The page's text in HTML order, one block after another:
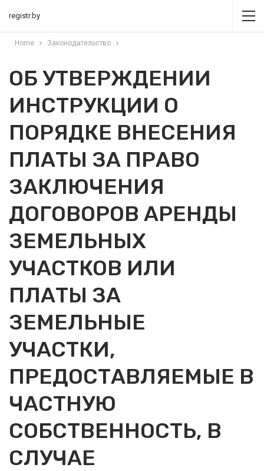
registr.by
Home Законодательство
ОБ УТВЕРЖДЕНИИ
ИНСТРУКЦИИ О
ПОРЯДКЕ ВНЕСЕНИЯ
ПЛАТЫ ЗА ПРАВО
ЗАКЛЮЧЕНИЯ
ДОГОВОРОВ АРЕНДЫ
ЗЕМЕЛЬНЫХ
УЧАСТКОВ ИЛИ
ПЛАТЫ ЗА
ЗЕМЕЛЬНЫЕ
УЧАСТКИ,
ПРЕДОСТАВЛЯЕМЫЕ В
ЧАСТНУЮ
СОБСТВЕННОСТЬ, В
СЛУЧАЕ